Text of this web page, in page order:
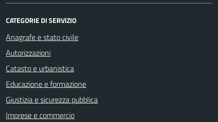
CATEGORIE DI SERVIZIO
Anagrafe e stato civile
Autorizzazioni
Catasto e urbanistica
Educazione e formazione
Giustizia e sicurezza pubblica
Imprese e commercio